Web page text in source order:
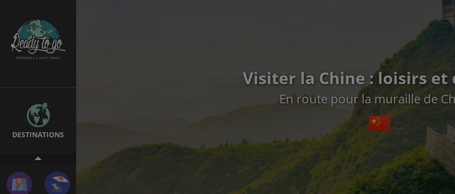
DESTINATIONS
EMPLOIS &
STAGES
BONS PLANS
Visiter la Chine : loisirs et
En route pour la muraille de